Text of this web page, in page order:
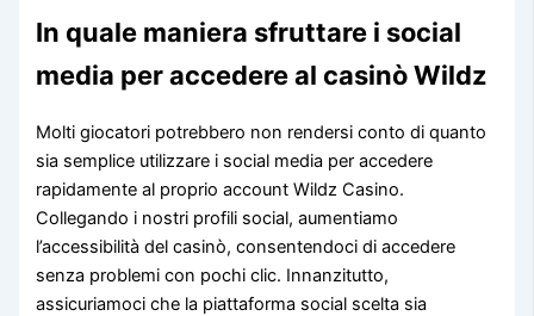
In quale maniera sfruttare i social
media per accedere al casinò Wildz
Molti giocatori potrebbero non rendersi conto di quanto
sia semplice utilizzare i social media per accedere
rapidamente al proprio account Wildz Casino.
Collegando i nostri profili social, aumentiamo
l’accessibilità del casinò, consentendoci di accedere
senza problemi con pochi clic. Innanzitutto,
assicuriamoci che la piattaforma social scelta sia